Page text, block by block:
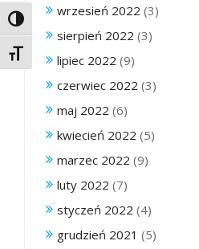
Toggle High Contrast
Toggle Font size
wrzesień 2022 (3)
sierpień 2022 (3)
lipiec 2022 (9)
czerwiec 2022 (3)
maj 2022 (6)
kwiecień 2022 (5)
marzec 2022 (9)
luty 2022 (7)
styczeń 2022 (4)
grudzień 2021 (5)